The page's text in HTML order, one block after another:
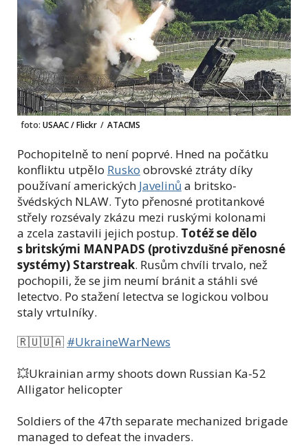
foto: USAAC / Flickr / ATACMS
Pochopitelně to není poprvé. Hned na počátku
konfliktu utpělo Rusko obrovské ztráty díky
používaní amerických Javelinů a britsko-
švédských NLAW. Tyto přenosné protitankové
střely rozsévaly zkázu mezi ruskými kolonami
a zcela zastavili jejich postup. Totéž se dělo
s britskými MANPADS (protivzdušné přenosné
systémy) Starstreak. Rusům chvíli trvalo, než
pochopili, že se jim neumí bránit a stáhli své
letectvo. Po stažení letectva se logickou volbou
staly vrtulníky.
🇷🇺🇺🇦 #UkraineWarNews
💥Ukrainian army shoots down Russian Ka-52
Alligator helicopter
Soldiers of the 47th separate mechanized brigade
managed to defeat the invaders.